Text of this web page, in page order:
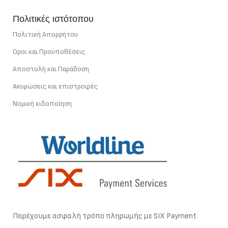
Πολιτικές ιστότοπου
Πολιτική Απορρήτου
Οροι και Προϋποθέσεις
Αποστολή και Παράδοση
Ακυρώσεις και επιστροφές
Νομική ειδοποίηση
Παρέχουμε ασφαλή τρόπο πληρωμής με SIX Payment